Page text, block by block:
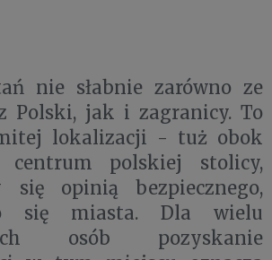
nie słabnie zarówno ze
Polski, jak i zagranicy. To
lokalizacji - tuż obok
centrum polskiej stolicy,
się opinią bezpiecznego,
się miasta. Dla wielu
osób pozyskanie